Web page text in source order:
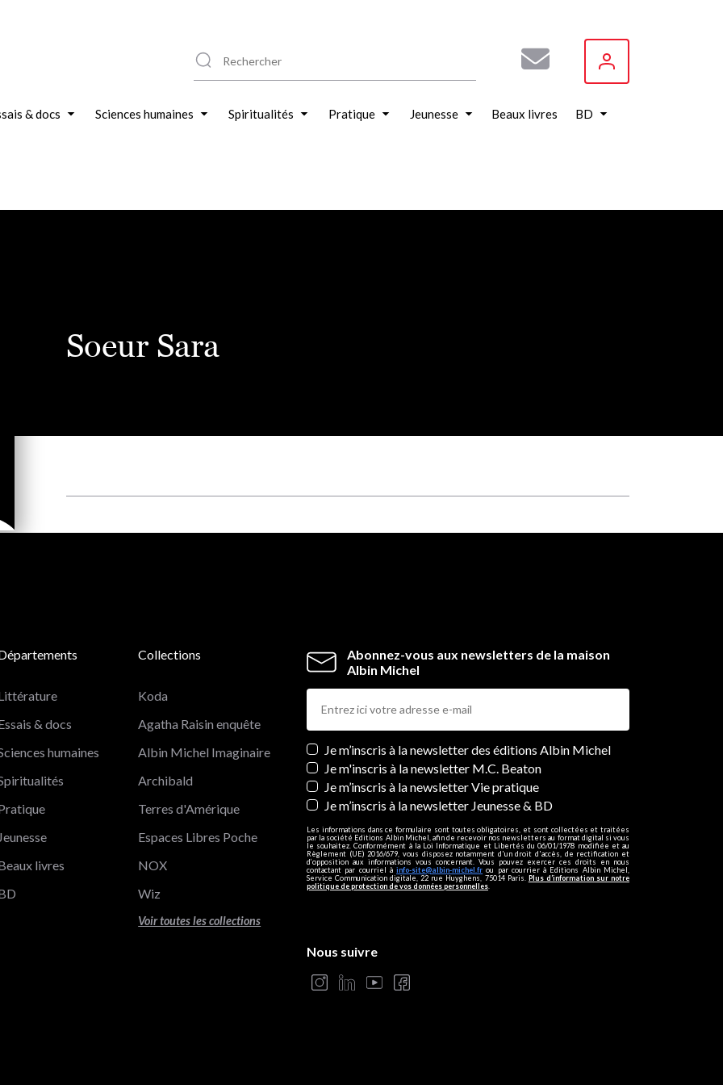
& docs Sciences humaines Spiritualités Pratique Jeunesse Beaux livres BD
Soeur Sara
Abonnez-vous aux newsletters de la maison
Albin Michel
Newsletters
Je m’inscris à la newsletter des éditions Albin Michel
Je m'inscris à la newsletter M.C. Beaton
Je m’inscris à la newsletter Vie pratique
Je m’inscris à la newsletter Jeunesse & BD
Les informations dans ce formulaire sont toutes obligatoires, et sont collectées et traitées
par la société Editions Albin Michel, afin de recevoir nos newsletters au format digital si vous
le souhaitez. Conformément à la Loi Informatique et Libertés du 06/01/1978 modifiée et au
Règlement (UE) 2016/679, vous disposez notamment d'un droit d'accès, de rectification et
d’opposition aux informations vous concernant. Vous pouvez exercer ces droits en nous
contactant par courriel àinfo-site@albin-michel.fr ou par courrier à Editions Albin Michel,
Service Communication digitale, 22 rue Huyghens, 75014 Paris. Plus d’information sur notre
politique de protection de vos données personnelles
& docs
humaines
Jeunesse
livres
Collections
Koda
Agatha Raisin enquête
Albin Michel Imaginaire
Archibald
Terres d'Amérique
Espaces Libres Poche
NOX
Wiz
Voir toutes les collections
Nous suivre